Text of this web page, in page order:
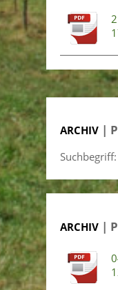
ARCHIV |
Suchbegriff:
ARCHIV |